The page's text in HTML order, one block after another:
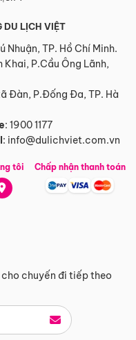
DU LỊCH VIỆT
Nhuận, TP. Hồ Chí Minh.
Khai, P.Cầu Ông Lãnh,
Đàn, P.Đống Đa, TP. Hà
: 1900 1177
: info@dulichviet.com.vn
chuyến đi tiếp theo
tôi Chấp nhận thanh toán